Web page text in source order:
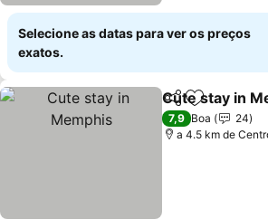
Selecione as datas para ver os preços
exatos.
PartilharAdicionar
Cute stay in
7,9 Boa
24
a 4.5 km de